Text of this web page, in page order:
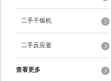
二手干燥机
二手反应釜
查看更多